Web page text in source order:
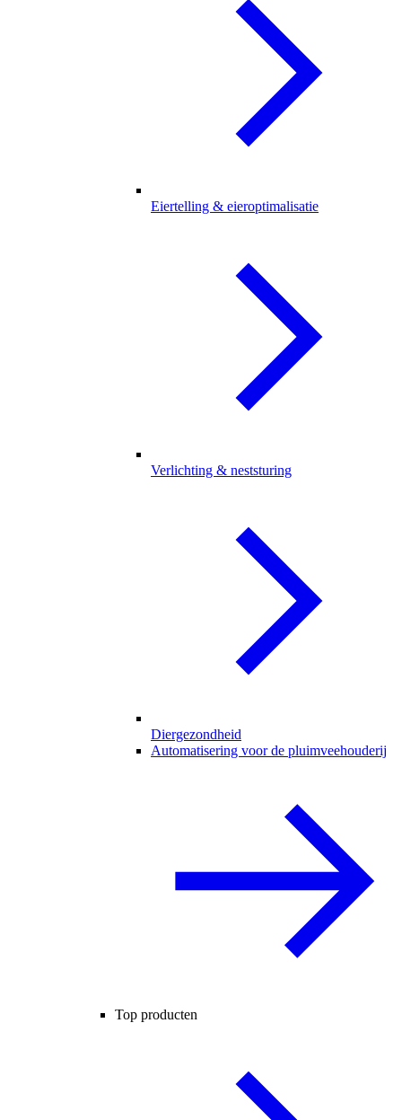
Eiertelling & eieroptimalisatie
Verlichting & neststuring
Diergezondheid
Automatisering voor de pluimveehouderij
Top producten